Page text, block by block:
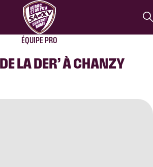
ÉQUIPE PRO
LA DER’ À CHANZY